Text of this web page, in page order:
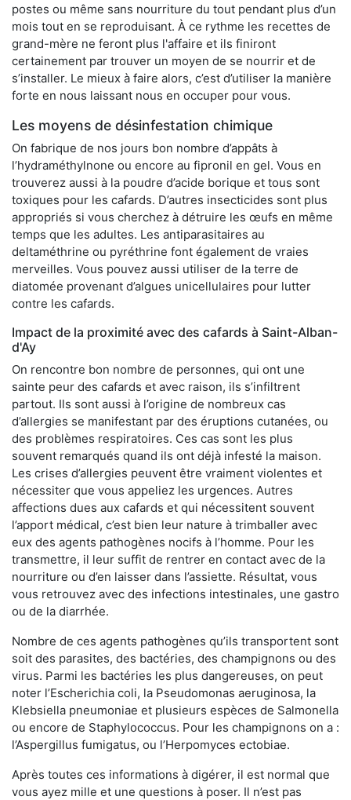
postes ou même sans nourriture du tout pendant plus d’un
mois tout en se reproduisant. À ce rythme les recettes de
grand-mère ne feront plus l'affaire et ils finiront
certainement par trouver un moyen de se nourrir et de
s’installer. Le mieux à faire alors, c’est d’utiliser la manière
forte en nous laissant nous en occuper pour vous.
Les moyens de désinfestation chimique
On fabrique de nos jours bon nombre d’appâts à
l’hydraméthylnone ou encore au fipronil en gel. Vous en
trouverez aussi à la poudre d’acide borique et tous sont
toxiques pour les cafards. D’autres insecticides sont plus
appropriés si vous cherchez à détruire les œufs en même
temps que les adultes. Les antiparasitaires au
deltaméthrine ou pyréthrine font également de vraies
merveilles. Vous pouvez aussi utiliser de la terre de
diatomée provenant d’algues unicellulaires pour lutter
contre les cafards.
Impact de la proximité avec des cafards à Saint-Alban-
d'Ay
On rencontre bon nombre de personnes, qui ont une
sainte peur des cafards et avec raison, ils s’infiltrent
partout. Ils sont aussi à l’origine de nombreux cas
d’allergies se manifestant par des éruptions cutanées, ou
des problèmes respiratoires. Ces cas sont les plus
souvent remarqués quand ils ont déjà infesté la maison.
Les crises d’allergies peuvent être vraiment violentes et
nécessiter que vous appeliez les urgences. Autres
affections dues aux cafards et qui nécessitent souvent
l’apport médical, c’est bien leur nature à trimballer avec
eux des agents pathogènes nocifs à l’homme. Pour les
transmettre, il leur suffit de rentrer en contact avec de la
nourriture ou d’en laisser dans l’assiette. Résultat, vous
vous retrouvez avec des infections intestinales, une gastro
ou de la diarrhée.
Nombre de ces agents pathogènes qu’ils transportent sont
soit des parasites, des bactéries, des champignons ou des
virus. Parmi les bactéries les plus dangereuses, on peut
noter l’Escherichia coli, la Pseudomonas aeruginosa, la
Klebsiella pneumoniae et plusieurs espèces de Salmonella
ou encore de Staphylococcus. Pour les champignons on a :
l’Aspergillus fumigatus, ou l’Herpomyces ectobiae.
Après toutes ces informations à digérer, il est normal que
vous ayez mille et une questions à poser. Il n’est pas